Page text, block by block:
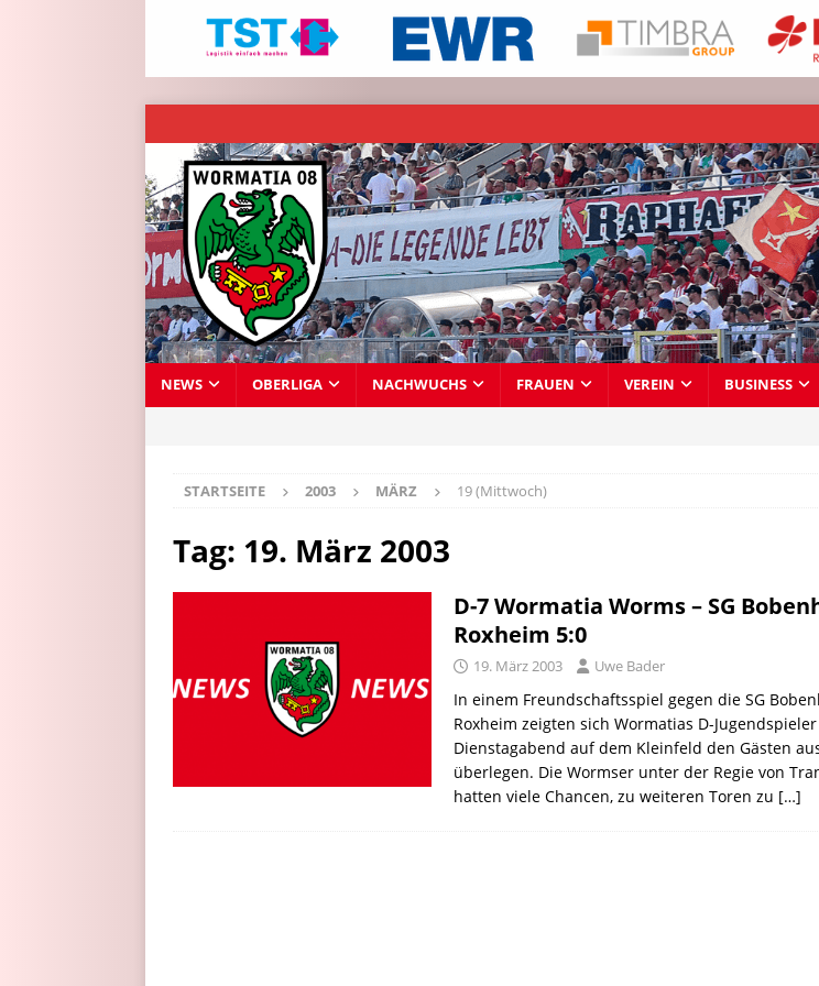
NEWS OBERLIGA NACHWUCHS FRAUEN VEREIN BUSINESS
STARTSEITE 2003 MÄRZ 19 (Mittwoch)
Tag: 19. März 2003
D-7 Wormatia Worms – SG
Roxheim 5:0
19. März 2003 Uwe Bader
In einem Freundschaftsspiel gegen die SG
Roxheim zeigten sich Wormatias D-
Dienstagabend auf dem Kleinfeld den Gästen
überlegen. Die Wormser unter der Regie von
hatten viele Chancen, zu weiteren Toren zu […]